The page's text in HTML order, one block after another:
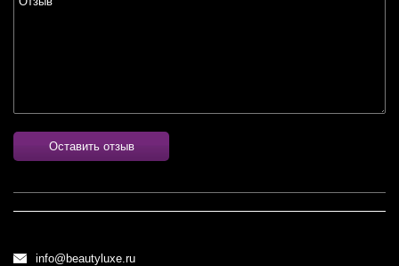
Оставить отзыв
info@beautyluxe.ru